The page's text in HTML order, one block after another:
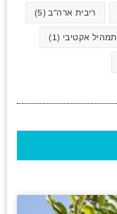
ריבית ארה"ב(5)
תמהיל אקטיבי (1)